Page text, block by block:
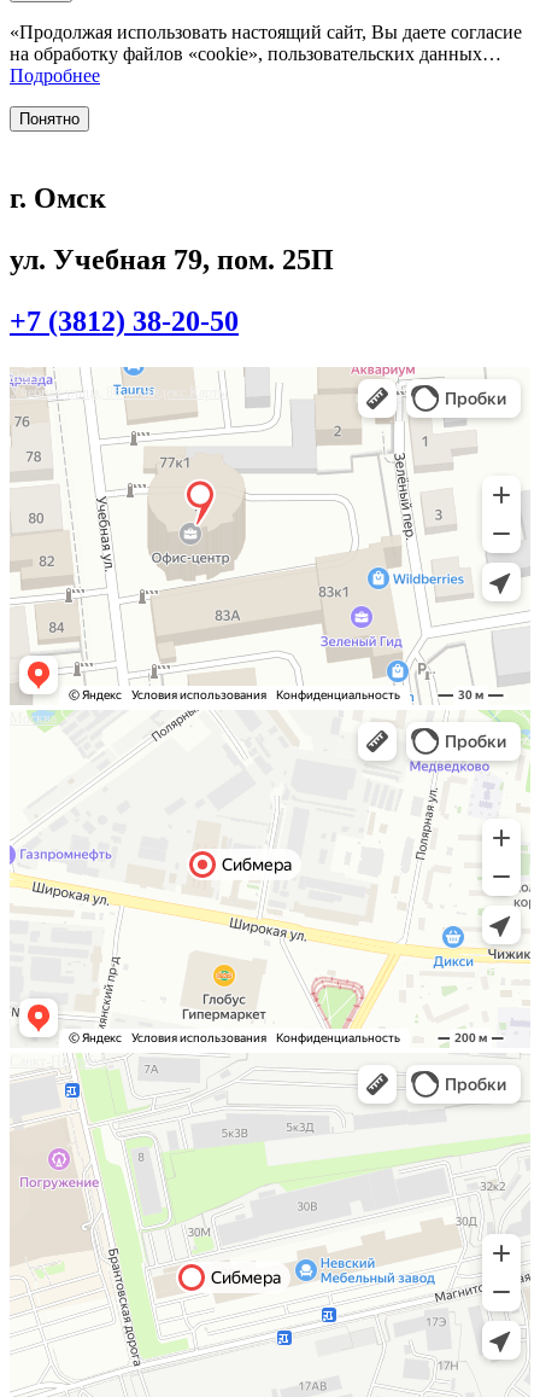
«Продолжая использовать настоящий сайт, Вы даете согласие
на обработку файлов «cookie», пользовательских данных…
Подробнее
Понятно
г. Омск
ул. Учебная 79, пом. 25П
+7 (3812) 38-20-50
Омск
Учебная улица, 86 — Яндекс.Карты
Москва
Санкт-Петербург